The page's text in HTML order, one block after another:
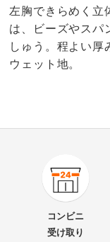
左胸できらめく立
は、ビーズやスパ
しゅう。程よい厚
ウェット地。
商品番号 900-
★★★★★
★★★★★
★★
★★★
コンビニ
受け取り